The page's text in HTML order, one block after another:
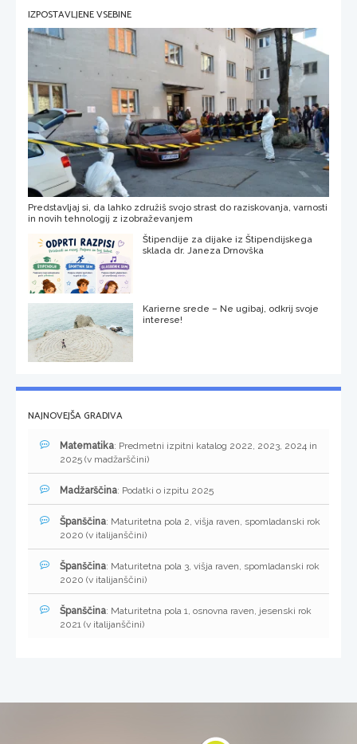
IZPOSTAVLJENE VSEBINE
Predstavljaj si, da lahko združiš svojo strast do raziskovanja, varnosti
in novih tehnologij z izobraževanjem
Štipendije za dijake iz Štipendijskega
sklada dr. Janeza Drnovška
Karierne srede – Ne ugibaj, odkrij svoje
interese!
NAJNOVEJŠA GRADIVA
Matematika: Predmetni izpitni katalog 2022, 2023, 2024 in
2025 (v madžarščini)
Madžarščina: Podatki o izpitu 2025
Španščina: Maturitetna pola 2, višja raven, spomladanski rok
2020 (v italijanščini)
Španščina: Maturitetna pola 3, višja raven, spomladanski rok
2020 (v italijanščini)
Španščina: Maturitetna pola 1, osnovna raven, jesenski rok
2021 (v italijanščini)